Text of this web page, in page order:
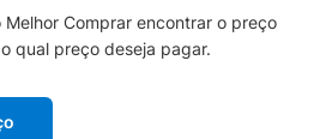
Comprar encontrar o preço
qual preço deseja pagar.